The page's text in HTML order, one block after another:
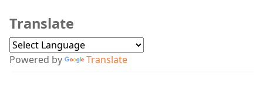
Translate
Powered by Translate